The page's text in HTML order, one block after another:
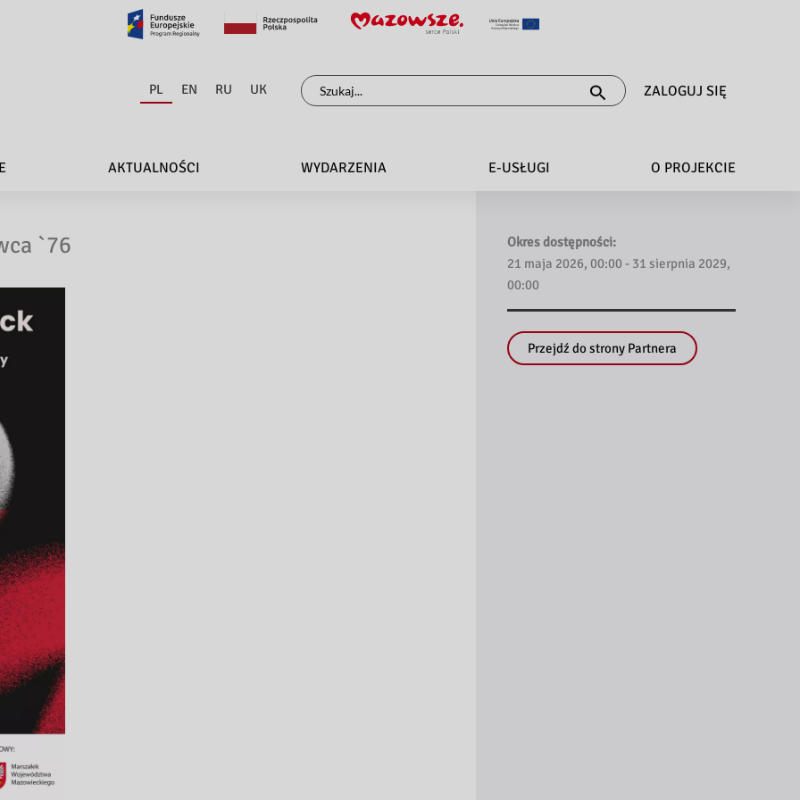
PL EN RU UK
Szukaj
dla:
ZALOGUJ SIĘ
AKTUALNOŚCI WYDARZENIA E-USŁUGI O PROJEKCIE
`76
Okres dostępności:
21 maja 2026, 00:00 - 31 sierpnia 2029,
00:00
Przejdź do strony Partnera